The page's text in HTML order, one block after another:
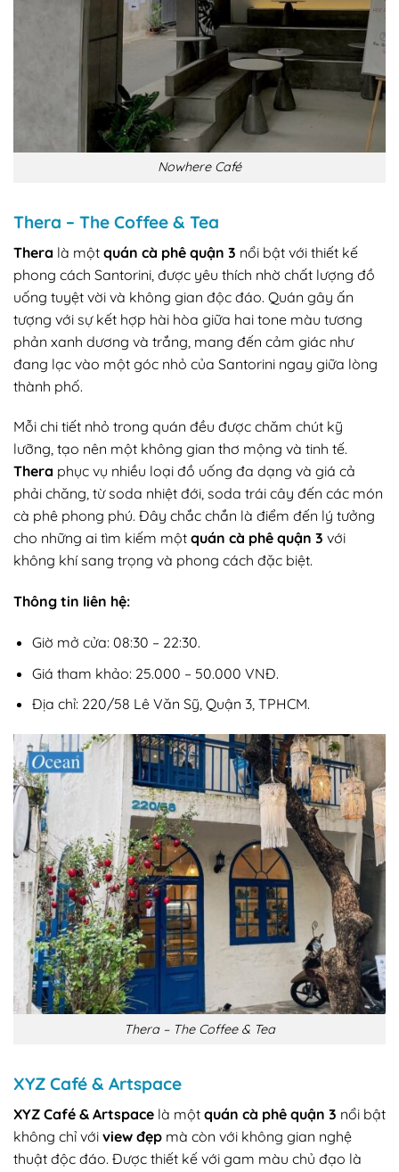
Nowhere Café
Thera – The Coffee & Tea
Thera là một quán cà phê quận 3 nổi bật với thiết kế
phong cách Santorini, được yêu thích nhờ chất lượng đồ
uống tuyệt vời và không gian độc đáo. Quán gây ấn
tượng với sự kết hợp hài hòa giữa hai tone màu tương
phản xanh dương và trắng, mang đến cảm giác như
đang lạc vào một góc nhỏ của Santorini ngay giữa lòng
thành phố.
Mỗi chi tiết nhỏ trong quán đều được chăm chút kỹ
lưỡng, tạo nên một không gian thơ mộng và tinh tế.
Thera phục vụ nhiều loại đồ uống đa dạng và giá cả
phải chăng, từ soda nhiệt đới, soda trái cây đến các món
cà phê phong phú. Đây chắc chắn là điểm đến lý tưởng
cho những ai tìm kiếm một quán cà phê quận 3 với
không khí sang trọng và phong cách đặc biệt.
Thông tin liên hệ:
Giờ mở cửa: 08:30 – 22:30.
Giá tham khảo: 25.000 – 50.000 VNĐ.
Địa chỉ: 220/58 Lê Văn Sỹ, Quận 3, TPHCM.
Thera – The Coffee & Tea
XYZ Café & Artspace
XYZ Café & Artspace là một quán cà phê quận 3 nổi bật
không chỉ với view đẹp mà còn với không gian nghệ
thuật độc đáo. Được thiết kế với gam màu chủ đạo là